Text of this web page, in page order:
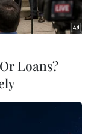
(Ảnh: Minh
Loans?